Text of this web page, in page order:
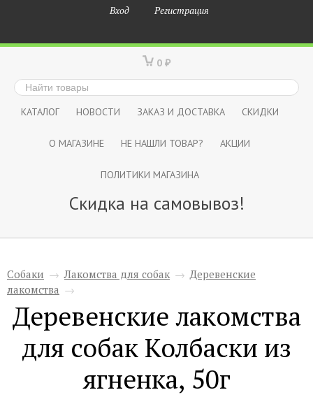
Вход Регистрация
0 ₽
КАТАЛОГ НОВОСТИ ЗАКАЗ И ДОСТАВКА СКИДКИ
О МАГАЗИНЕ НЕ НАШЛИ ТОВАР? АКЦИИ
ПОЛИТИКИ МАГАЗИНА
Скидка на самовывоз!
Собаки → Лакомства для собак → Деревенские
лакомства →
Деревенские лакомства
для собак Колбаски из
ягненка, 50г